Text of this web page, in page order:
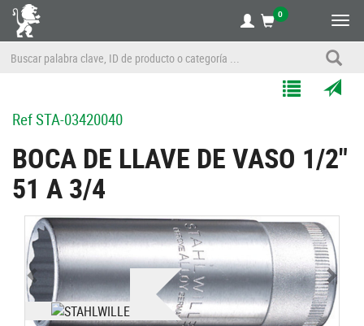
0
correo
a
Listas
RefSTA-03420040
BOCA DE LLAVE DE VASO 1/2"
51 A 3/4